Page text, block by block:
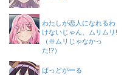
わたしが恋人になれるわ
けないじゃん、ムリムリ!
（※ムリじゃなかっ
た!?）
ばっどがーる